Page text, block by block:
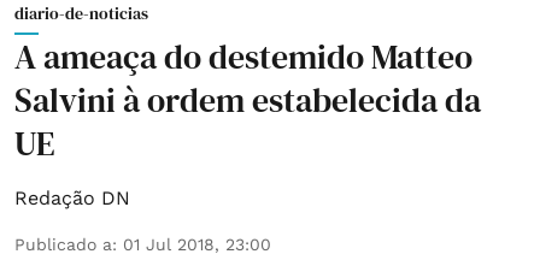
diario-de-noticias
A ameaça do destemido Matteo
Salvini à ordem estabelecida da
UE
Redação DN
Publicado a: 01 Jul 2018, 23:00